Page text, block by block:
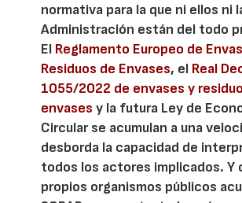
normativa para la que ni ellos ni
Administración están del todo
El Reglamento Europeo de
Residuos de Envases, el Real
1055/2022 de envases y
envases y la futura Ley de
Circular se acumulan a una
desborda la capacidad de
todos los actores implicados. Y
propios organismos públicos